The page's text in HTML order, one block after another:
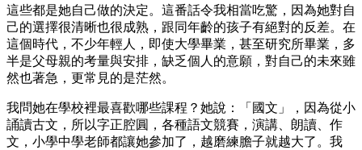
這些都是她自己做的決定。這番話令我相當吃驚，因為她對自
己的選擇很清晰也很成熟，跟同年齡的孩子有絕對的反差。在
這個時代，不少年輕人，即使大學畢業，甚至研究所畢業，多
半是父母親的考量與安排，缺乏個人的意願，對自己的未來雖
然也著急，更常見的是茫然。
我問她在學校裡最喜歡哪些課程？她說：「國文」，因為從小
誦讀古文，所以字正腔圓，各種語文競賽，演講、朗讀、作
文，小學中學老師都讓她參加了，越磨練膽子就越大了。我